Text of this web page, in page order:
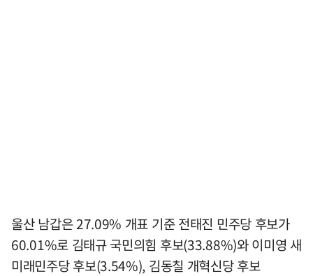
울산 남갑은 27.09% 개표 기준 전태진 민주당 후보가
60.01%로 김태규 국민의힘 후보(33.88%)와 이미영 새
미래민주당 후보(3.54%), 김동칠 개혁신당 후보